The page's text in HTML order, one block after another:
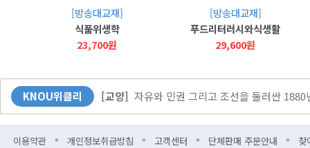
[방송대교재]
식품위생학
23,700원
[방송대교재]
푸드리터러시와식생활
29,600원
KNOU위클리
[KNOU광장]
다시 바벨 이전으로?
[뉴스]
방송대-한국출판문화산업진흥원 업무협
[교양] 자유와 민권 그리고 조선을 둘러싼
이용약관 개인정보취급방침 고객센터 단체판매 주문안내 찾